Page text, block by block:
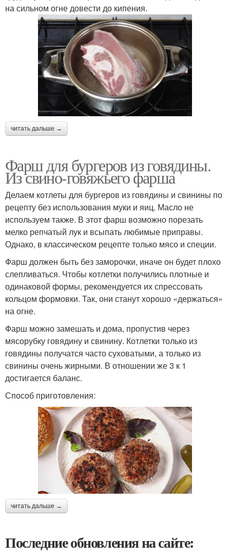
на сильном огне довести до кипения.
читать дальше →
Фарш для бургеров из говядины.
Из свино-говяжьего фарша
Делаем котлеты для бургеров из говядины и свинины по
рецепту без использования муки и яиц. Масло не
используем также. В этот фарш возможно порезать
мелко репчатый лук и всыпать любимые приправы.
Однако, в классическом рецепте только мясо и специи.
Фарш должен быть без заморочки, иначе он будет плохо
слепливаться. Чтобы котлетки получились плотные и
одинаковой формы, рекомендуется их спрессовать
кольцом формовки. Так, они станут хорошо «держаться»
на огне.
Фарш можно замешать и дома, пропустив через
мясорубку говядину и свинину. Котлетки только из
говядины получатся часто суховатыми, а только из
свинины очень жирными. В отношении же 3 к 1
достигается баланс.
Способ приготовления:
читать дальше →
Последние обновления на сайте: